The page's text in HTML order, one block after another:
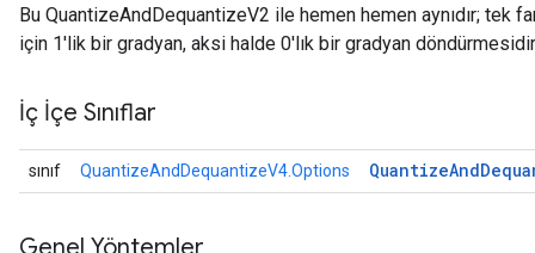
Bu QuantizeAndDequantizeV2 ile hemen hemen aynıdır; tek
için 1'lik bir gradyan, aksi halde 0'lık bir gradyan
İç İçe Sınıflar
sınıf QuantizeAndDequantizeV4.Options QuantizeAnd